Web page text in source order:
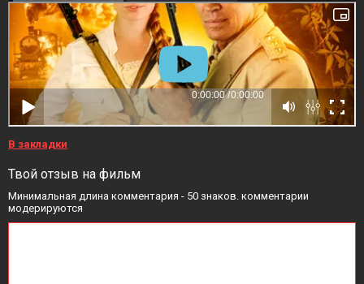
В закладки
Твой отзыв на фильм
Минимальная длина комментария - 50 знаков. комментарии
модерируются